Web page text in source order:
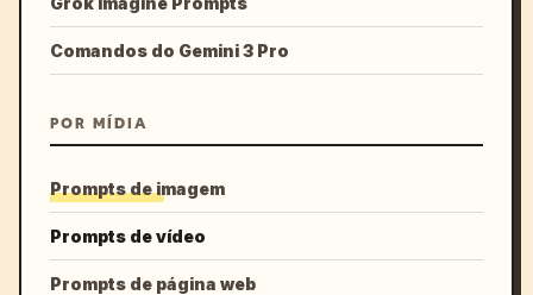
Comandos do Gemini 3 Pro
POR MÍDIA
Prompts de imagem
Prompts de vídeo
Prompts de página web